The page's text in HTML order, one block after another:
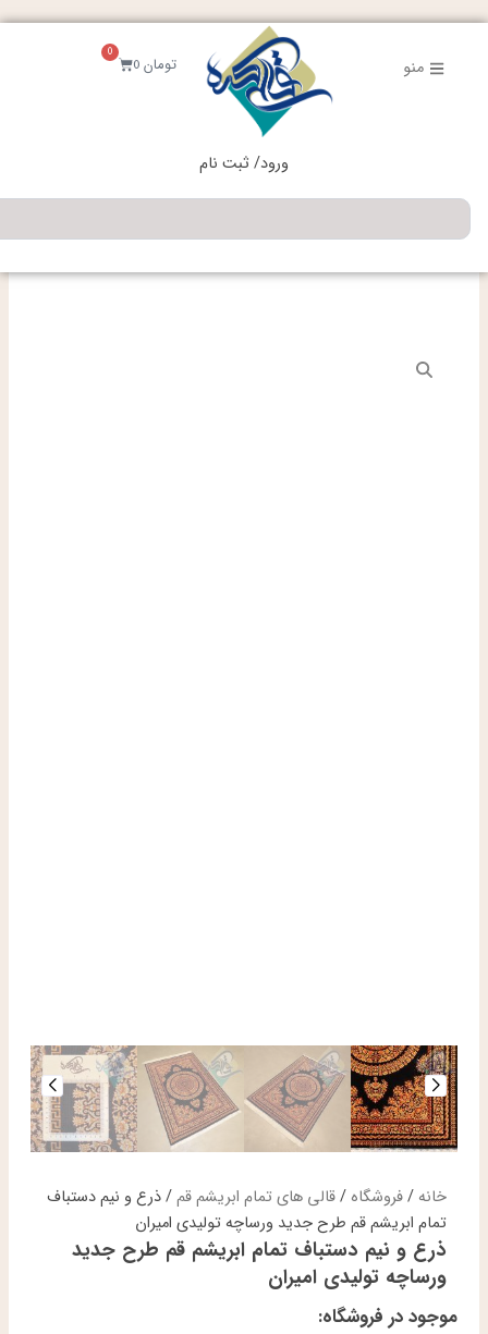
رفتن
منو تومان0
0
سبد
خرید
ورود/ ثبت نام
جستجو
خانه /فروشگاه/قالی های تمام ابریشم قم/ ذرع و نیم دستباف
تمام ابریشم قم طرح جدید ورساچه تولیدی امیران
ذرع و نیم دستباف تمام ابریشم قم طرح جدید
ورساچه تولیدی امیران
موجود در فروشگاه: